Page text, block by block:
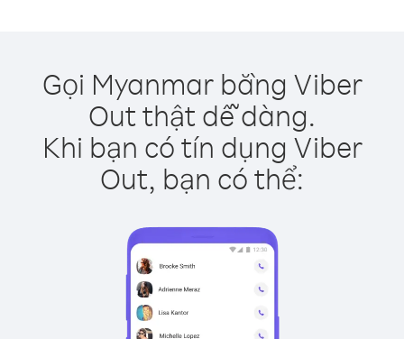
Gọi Myanmar bằng Viber
Out thật dễ dàng.
Khi bạn có tín dụng Viber
Out, bạn có thể: